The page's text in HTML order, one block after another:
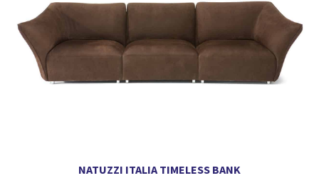
NATUZZI ITALIA TIMELESS BANK